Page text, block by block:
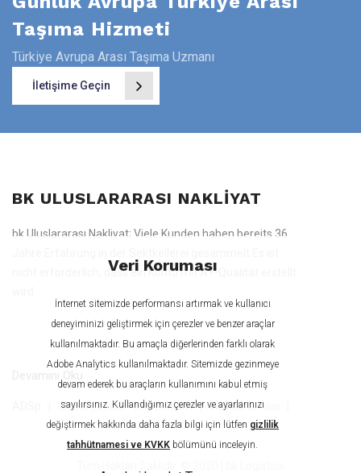
Veri Koruması
İnternet sitemizde performansı artırmak ve kullanıcı
deneyiminizi geliştirmek için çerezler ve benzer araçlar
kullanılmaktadır. Bu amaçla diğerlerinden farklı olarak
Adobe Analytics kullanılmaktadır. Sitemizde gezinmeye
devam ederek bu araçların kullanımını kabul etmiş
sayılırsınız. Kullandığımız çerezler ve ayarlarınızı
değiştirmek hakkında daha fazla bilgi için lütfen gizlilik
tahhütnamesi ve KVKK bölümünü inceleyin.
Taşıma Hizmeti
Türkiye Avrupa Arası Taşıma Uzmanı
İletişime Geçin
BK ULUSLARARASI NAKLIYAT
bk Uluslararası Nakliyat; Viele Kunden haben bereits 36
nicht erforderlich, dass ein Konto mit A+-Qualität erstellt
Global Lojistik - Imperssum | Veri Koruması